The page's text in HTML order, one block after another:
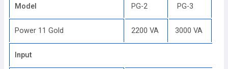
Model PG-2 PG-3
Power 11 Gold 2200 VA 3000 VA
Input